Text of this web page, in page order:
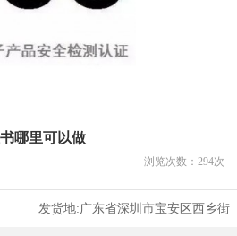
哪里可以做
浏览次数： 294次
发货地:广东省深圳市宝安区西乡街